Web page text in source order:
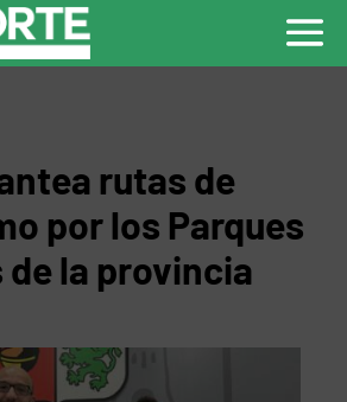
rutas de
por los Parques
de la provincia